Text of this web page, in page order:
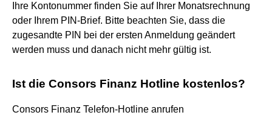
Ihre Kontonummer finden Sie auf Ihrer Monatsrechnung
oder Ihrem PIN-Brief. Bitte beachten Sie, dass die
zugesandte PIN bei der ersten Anmeldung geändert
werden muss und danach nicht mehr gültig ist.
Ist die Consors Finanz Hotline kostenlos?
Consors Finanz Telefon-Hotline anrufen